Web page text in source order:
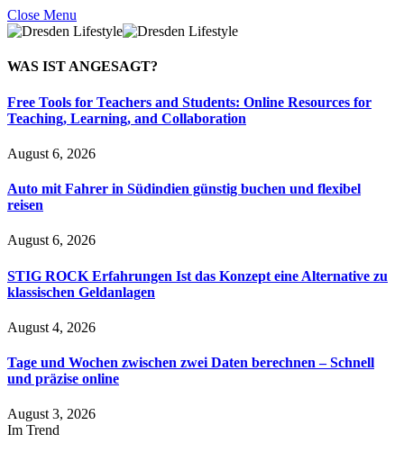
Close Menu
WAS IST ANGESAGT?
Free Tools for Teachers and Students: Online Resources for
Teaching, Learning, and Collaboration
August 6, 2026
Auto mit Fahrer in Südindien günstig buchen und flexibel
reisen
August 6, 2026
STIG ROCK Erfahrungen Ist das Konzept eine Alternative zu
klassischen Geldanlagen
August 4, 2026
Tage und Wochen zwischen zwei Daten berechnen – Schnell
und präzise online
August 3, 2026
Im Trend